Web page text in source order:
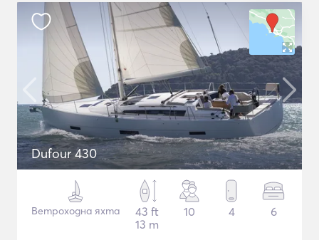
Dufour 430
Ветроходна яхта
43 ft
13 m
10 4 6